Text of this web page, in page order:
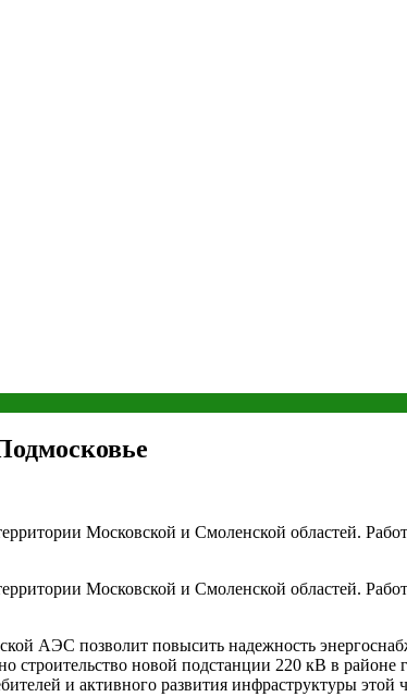
Московской и Смоленской областей.
Московской и Смоленской областей.
АЭС позволит повысить надежность
строительство новой подстанции 220 кВ в районе
и активного развития инфраструктуры этой